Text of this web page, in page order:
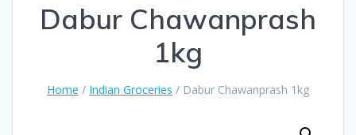
Dabur Chawanprash
1kg
Home / Indian Groceries / Dabur Chawanprash 1kg